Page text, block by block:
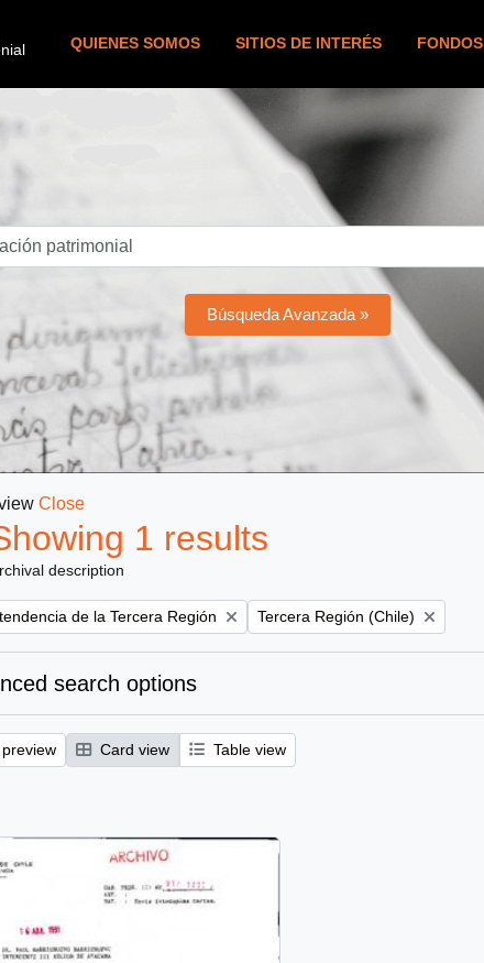
QUIENES SOMOS SITIOS DE INTERÉS FONDOS
Búsqueda Avanzada »
Close
1 results
description
filter: de la Tercera Región Remove filter:
Tercera Región (Chile)
search options
Card view Table view